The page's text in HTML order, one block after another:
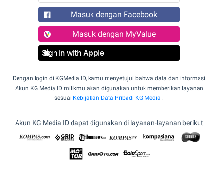
Masuk dengan Facebook
Masuk dengan MyValue
Sign in with Apple
Dengan login di KGMedia ID, kamu menyetujui bahwa data dan informasi
Akun KG Media ID milikmu akan digunakan untuk memberikan layanan
sesuai Kebijakan Data Pribadi KG Media .
Akun KG Media ID dapat digunakan di layanan-layanan berikut